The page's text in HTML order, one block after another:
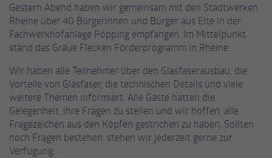
Gestern Abend haben wir gemeinsam mit den Stadtwerken
Rheine über 40 Bürgerinnen und Bürger aus Elte in der
Fachwerkhofanlage Pöpping empfangen. Im Mittelpunkt
stand das Graue Flecken Förderprogramm in Rheine.
Wir haben alle Teilnehmer über den Glasfaserausbau, die
Vorteile von Glasfaser, die technischen Details und viele
weitere Themen informiert. Alle Gäste hatten die
Gelegenheit, ihre Fragen zu stellen und wir hoffen, alle
Fragezeichen aus den Köpfen gestrichen zu haben. Sollten
noch Fragen bestehen, stehen wir jederzeit gerne zur
Verfügung.
Zweck
Dieses Cookie ist ein Standard-Session-
Cookie von TYPO3. Es speichert im Falle eines
Benutzer-Logins die Session-ID. So kann der
eingeloggte Benutzer wiedererkannt werden
und es wird ihm Zugang zu geschützten
Bereichen gewährt.
Name cookie_optin
Anbieter TYPO3
Website zu verbessern.
Name _ga
Laufzeit 2 Jahre
Dieses Cookie wird von Google Analytics
installiert. Das Cookie wird verwendet, um
Besucher-, Sitzungs- und Kampagnendaten
Cookie-Informationen anzeigen
Externe Inhalte
Wir verwenden auf unserer Website externe Inhalte, um Ihnen
zusätzliche Informationen anzubieten.